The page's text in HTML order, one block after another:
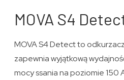
MOVA S4
MOVA S4 Detect to
zapewnia wyjątkową
mocy ssania na poziomie 150